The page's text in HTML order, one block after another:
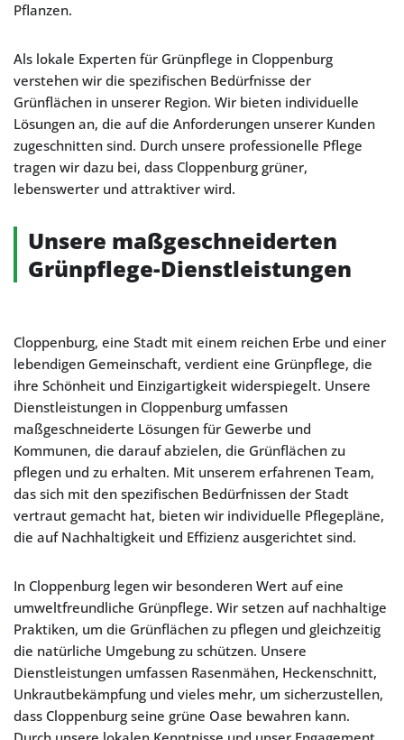
Pflanzen.
Als lokale Experten für Grünpflege in Cloppenburg
verstehen wir die spezifischen Bedürfnisse der
Grünflächen in unserer Region. Wir bieten individuelle
Lösungen an, die auf die Anforderungen unserer Kunden
zugeschnitten sind. Durch unsere professionelle Pflege
tragen wir dazu bei, dass Cloppenburg grüner,
lebenswerter und attraktiver wird.
Unsere maßgeschneiderten
Grünpflege-Dienstleistungen
Cloppenburg, eine Stadt mit einem reichen Erbe und einer
lebendigen Gemeinschaft, verdient eine Grünpflege, die
ihre Schönheit und Einzigartigkeit widerspiegelt. Unsere
Dienstleistungen in Cloppenburg umfassen
maßgeschneiderte Lösungen für Gewerbe und
Kommunen, die darauf abzielen, die Grünflächen zu
pflegen und zu erhalten. Mit unserem erfahrenen Team,
das sich mit den spezifischen Bedürfnissen der Stadt
vertraut gemacht hat, bieten wir individuelle Pflegepläne,
die auf Nachhaltigkeit und Effizienz ausgerichtet sind.
In Cloppenburg legen wir besonderen Wert auf eine
umweltfreundliche Grünpflege. Wir setzen auf nachhaltige
Praktiken, um die Grünflächen zu pflegen und gleichzeitig
die natürliche Umgebung zu schützen. Unsere
Dienstleistungen umfassen Rasenmähen, Heckenschnitt,
Unkrautbekämpfung und vieles mehr, um sicherzustellen,
dass Cloppenburg seine grüne Oase bewahren kann.